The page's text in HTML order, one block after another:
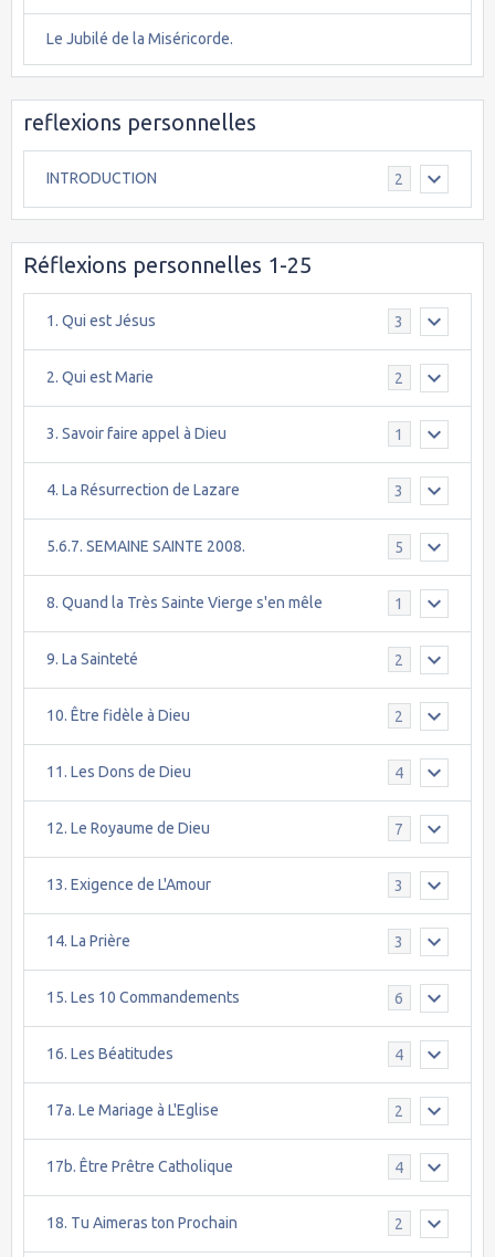
Le Jubilé de la Miséricorde.
reflexions personnelles
INTRODUCTION 2
Réflexions personnelles 1-25
1. Qui est Jésus 3
2. Qui est Marie 2
3. Savoir faire appel à Dieu 1
4. La Résurrection de Lazare 3
5.6.7. SEMAINE SAINTE 2008. 5
8. Quand la Très Sainte Vierge s'en mêle 1
9. La Sainteté 2
10. Être fidèle à Dieu 2
11. Les Dons de Dieu 4
12. Le Royaume de Dieu 7
13. Exigence de L'Amour 3
14. La Prière 3
15. Les 10 Commandements 6
16. Les Béatitudes 4
17a. Le Mariage à L'Eglise 2
17b. Être Prêtre Catholique 4
18. Tu Aimeras ton Prochain 2